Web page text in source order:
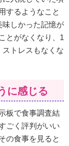
するようなこと
しかった記憶が
とがなくなり、1
トレスもなくな
に感じる
板で食事調査結
ごく評判がいい
の食事を見ると